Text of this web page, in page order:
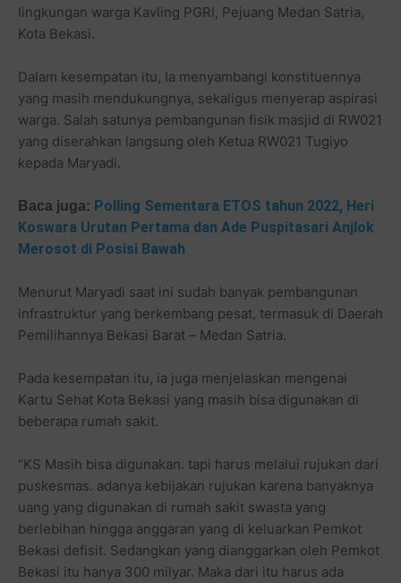
lingkungan warga Kavling PGRI, Pejuang Medan Satria,
Kota Bekasi.
Dalam kesempatan itu, Ia menyambangi konstituennya
yang masih mendukungnya, sekaligus menyerap aspirasi
warga. Salah satunya pembangunan fisik masjid di RW021
yang diserahkan langsung oleh Ketua RW021 Tugiyo
kepada Maryadi.
Baca juga: Polling Sementara ETOS tahun 2022, Heri
Koswara Urutan Pertama dan Ade Puspitasari Anjlok
Merosot di Posisi Bawah
Menurut Maryadi saat ini sudah banyak pembangunan
infrastruktur yang berkembang pesat, termasuk di Daerah
Pemilihannya Bekasi Barat – Medan Satria.
Pada kesempatan itu, ia juga menjelaskan mengenai
Kartu Sehat Kota Bekasi yang masih bisa digunakan di
beberapa rumah sakit.
“KS Masih bisa digunakan. tapi harus melalui rujukan dari
puskesmas. adanya kebijakan rujukan karena banyaknya
uang yang digunakan di rumah sakit swasta yang
berlebihan hingga anggaran yang di keluarkan Pemkot
Bekasi defisit. Sedangkan yang dianggarkan oleh Pemkot
Bekasi itu hanya 300 milyar. Maka dari itu harus ada